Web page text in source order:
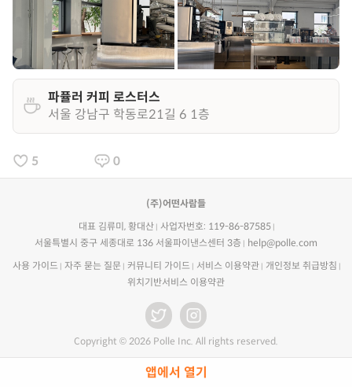
앱에서 열기
파퓰러 커피 로스터스
서울 강남구 학동로21길 6 1층
5 0
(주)어떤사람들
대표 김류미, 황대산
사업자번호: 119-86-87585
서울특별시 중구 세종대로 136 서울파이낸스센터 3층
help@polle.com
사용 가이드 자주 묻는 질문 커뮤니티 가이드 서비스 이용약관
개인정보 취급방침
위치기반서비스 이용약관
Copyright © 2026 Polle Inc. All rights reserved.